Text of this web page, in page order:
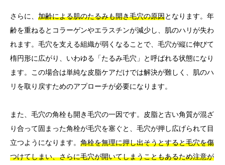
さらに、 加齢による肌のたるみも開き毛穴の原因となります。年
齢を重ねるとコラーゲンやエラスチンが減少し、肌のハリが失わ
れます。毛穴を支える組織が弱くなることで、毛穴が縦に伸びて
楕円形に広がり、いわゆる「たるみ毛穴」と呼ばれる状態になり
ます。この場合は単純な皮脂ケアだけでは解決が難しく、肌のハ
リを取り戻すためのアプローチが必要になります。
また、毛穴の角栓も開き毛穴の一因です。皮脂と古い角質が混ざ
り合って固まった角栓が毛穴を塞ぐと、毛穴が押し広げられて目
立つようになります。 角栓を無理に押し出そうとすると毛穴を傷
つけてしまい、さらに毛穴が開いてしまうこともあるため注意が